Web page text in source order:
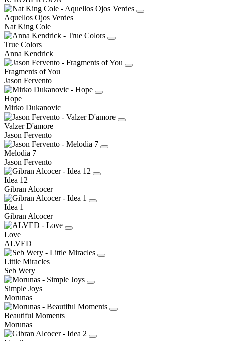
Aquellos Ojos Verdes
Nat King Cole
True Colors
Anna Kendrick
Fragments of You
Jason Fervento
Hope
Mirko Dukanovic
Valzer D'amore
Jason Fervento
Melodia 7
Jason Fervento
Idea 12
Gibran Alcocer
Idea 1
Gibran Alcocer
Love
ALVED
Little Miracles
Seb Wery
Simple Joys
Morunas
Beautiful Moments
Morunas